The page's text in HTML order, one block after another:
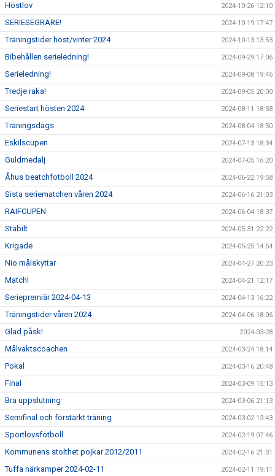
Höstlov 2024-10-26 12:10
SERIESEGRARE! 2024-10-19 17:47
Träningstider höst/vinter 2024 2024-10-13 13:53
Bibehållen serieledning! 2024-09-29 17:06
Serieledning! 2024-09-08 19:46
Tredje raka! 2024-09-05 20:00
Seriestart hösten 2024 2024-08-11 18:58
Träningsdags 2024-08-04 18:50
Eskilscupen 2024-07-13 18:34
Guldmedalj 2024-07-05 16:20
Åhus beatchfotboll 2024 2024-06-22 19:58
Sista seriematchen våren 2024 2024-06-16 21:03
RAIFCUPEN 2024-06-04 18:37
Stabilt 2024-05-31 22:22
Krigade 2024-05-25 14:54
Nio målskyttar 2024-04-27 20:23
Match! 2024-04-21 12:17
Seriepremiär 2024-04-13 2024-04-13 16:22
Träningstider våren 2024 2024-04-06 18:06
Glad påsk! 2024-03-28
Målvaktscoachen 2024-03-24 18:14
Pokal 2024-03-16 20:48
Final 2024-03-09 15:13
Bra uppslutning 2024-03-06 21:13
Semifinal och förstärkt träning 2024-03-02 13:43
Sportlovsfotboll 2024-02-19 07:46
Kommunens stolthet pojkar 2012/2011 2024-02-16 21:31
Tuffa närkamper 2024-02-11 2024-02-11 19:11